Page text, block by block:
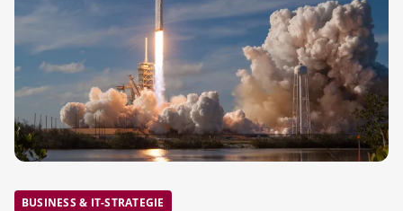
BUSINESS & IT-STRATEGIE